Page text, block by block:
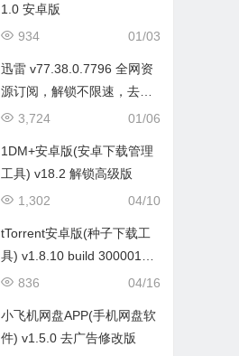
1.0 安卓版
01/03
934
迅雷 v77.38.0.7796 全网资
源订阅，解锁不限速，去广
告纯净版
01/06
3,724
1DM+安卓版(安卓下载管理
工具) v18.2 解锁高级版
04/10
1,302
tTorrent安卓版(种子下载工
具) v1.8.10 build 30000191
修改版
04/16
836
小飞机网盘APP(手机网盘软
件) v1.5.0 去广告修改版